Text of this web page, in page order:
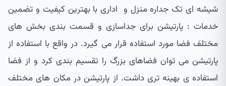
شیشه ای تک جداره منزل و اداری با بهترین کیفیت و تضمین
خدمات : پارتیشن برای جداسازی و قسمت بندی بخش های
مختلف فضا مورد استفاده قرار می گیرد. در واقع با استفاده از
پارتیشن می توان فضاهای بزرگ را تقسیم بندی کرد و از فضا
استفاده ی بهینه تری داشت. از پارتیشن در مکان های مختلف